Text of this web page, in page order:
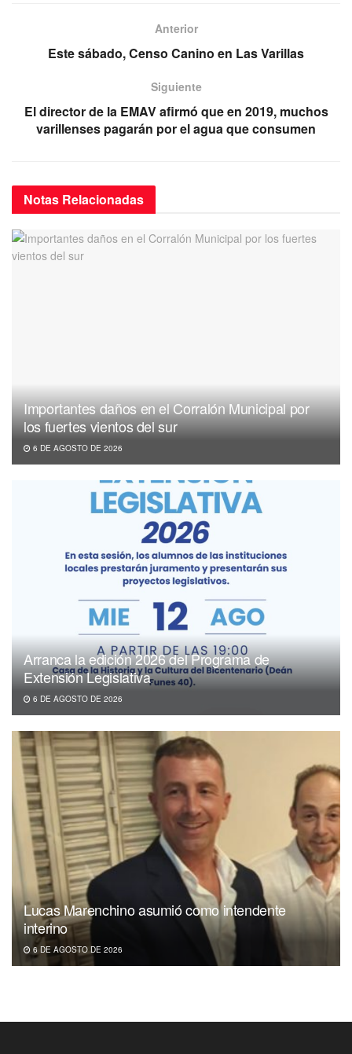
o
k
p
a
m
Anterior
Este sábado, Censo Canino en Las Varillas
Siguiente
El director de la EMAV afirmó que en 2019, muchos
varillenses pagarán por el agua que consumen
Notas Relacionadas
Importantes daños en el Corralón Municipal por
los fuertes vientos del sur
6 DE AGOSTO DE 2026
Arranca la edición 2026 del Programa de
Extensión Legislativa
6 DE AGOSTO DE 2026
Lucas Marenchino asumió como intendente
interino
6 DE AGOSTO DE 2026